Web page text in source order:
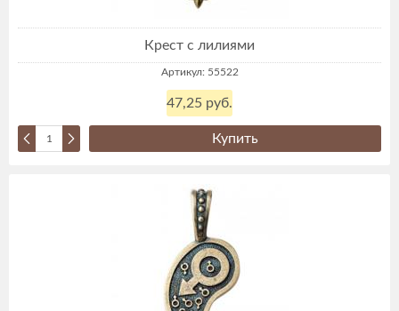
Крест с лилиями
Артикул: 55522
47,25 руб.
Купить